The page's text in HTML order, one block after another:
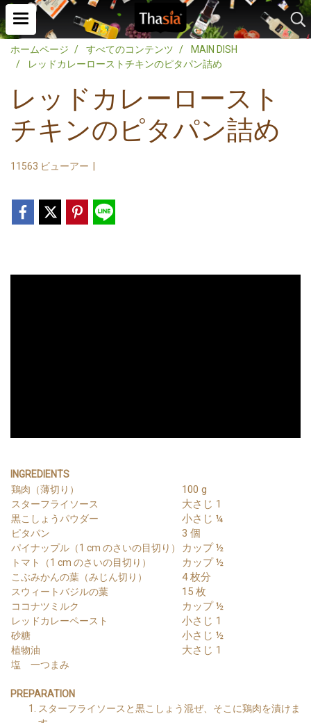
ホームページ すべてのコンテンツ
MAIN DISH
レッドカレーローストチキンのピタパン詰め
レッドカレーロースト
チキンのピタパン詰め
11563 ビューアー
INGREDIENTS
鶏肉（薄切り）
スターフライソース
黒こしょうパウダー
ピタパン
パイナップル（1 cm のさいの目切り）
トマト（1 cm のさいの目切り）
こぶみかんの葉（みじん切り）
スウィートバジルの葉
ココナツミルク
レッドカレーペースト
砂糖
植物油
塩 一つまみ
100 g
大さじ 1
小さじ ¼
3 個
カップ ½
カップ ½
4 枚分
15 枚
カップ ½
小さじ 1
小さじ ½
大さじ 1
PREPARATION
スターフライソースと黒こしょう混ぜ、そこに鶏肉を漬けま